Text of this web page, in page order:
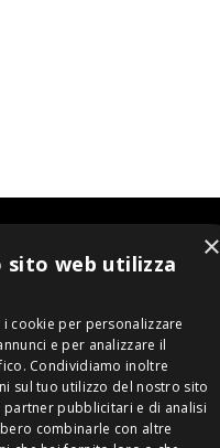
RICERCHE
×
sito web utilizza
i cookie per personalizzare
e per analizzare il
Condividiamo inoltre
sul tuo utilizzo del nostro sito
partner pubblicitari e di analisi
combinarle con altre